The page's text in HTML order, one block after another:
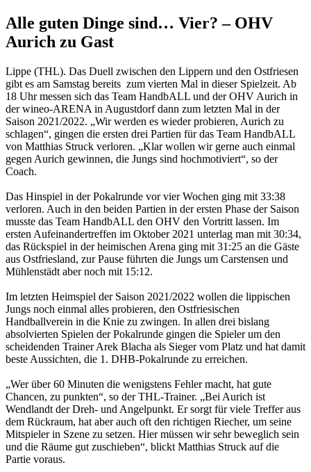
Alle guten Dinge sind… Vier? – OHV
Aurich zu Gast
Lippe (THL). Das Duell zwischen den Lippern und den Ostfriesen
gibt es am Samstag bereits zum vierten Mal in dieser Spielzeit. Ab
18 Uhr messen sich das Team HandbALL und der OHV Aurich in
der wineo-ARENA in Augustdorf dann zum letzten Mal in der
Saison 2021/2022. „Wir werden es wieder probieren, Aurich zu
schlagen“, gingen die ersten drei Partien für das Team HandbALL
von Matthias Struck verloren. „Klar wollen wir gerne auch einmal
gegen Aurich gewinnen, die Jungs sind hochmotiviert“, so der
Coach.
Das Hinspiel in der Pokalrunde vor vier Wochen ging mit 33:38
verloren. Auch in den beiden Partien in der ersten Phase der Saison
musste das Team HandbALL den OHV den Vortritt lassen. Im
ersten Aufeinandertreffen im Oktober 2021 unterlag man mit 30:34,
das Rückspiel in der heimischen Arena ging mit 31:25 an die Gäste
aus Ostfriesland, zur Pause führten die Jungs um Carstensen und
Mühlenstädt aber noch mit 15:12.
Im letzten Heimspiel der Saison 2021/2022 wollen die lippischen
Jungs noch einmal alles probieren, den Ostfriesischen
Handballverein in die Knie zu zwingen. In allen drei bislang
absolvierten Spielen der Pokalrunde gingen die Spieler um den
scheidenden Trainer Arek Blacha als Sieger vom Platz und hat damit
beste Aussichten, die 1. DHB-Pokalrunde zu erreichen.
„Wer über 60 Minuten die wenigstens Fehler macht, hat gute
Chancen, zu punkten“, so der THL-Trainer. „Bei Aurich ist
Wendlandt der Dreh- und Angelpunkt. Er sorgt für viele Treffer aus
dem Rückraum, hat aber auch oft den richtigen Riecher, um seine
Mitspieler in Szene zu setzen. Hier müssen wir sehr beweglich sein
und die Räume gut zuschieben“, blickt Matthias Struck auf die
Partie voraus.